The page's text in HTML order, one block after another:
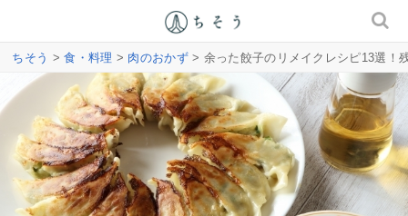
ちそう >食・料理 > 肉のおかず> 余った餃子のリメイクレシピ13選！